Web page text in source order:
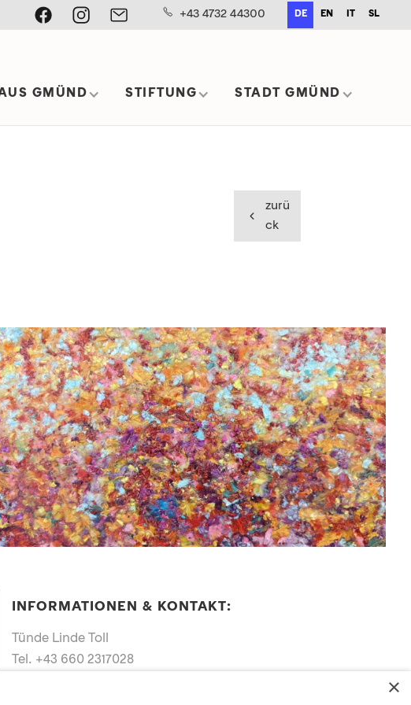
+43 4732 44300 DE EN SL
GMÜND STIFTUNG STADT GMÜND
zurü
ck
INFORMATIONEN & KONTAKT:
Tünde Linde Toll
Tel. +43 660 2317028
×